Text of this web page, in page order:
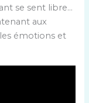
se sent libre…
aux
émotions et